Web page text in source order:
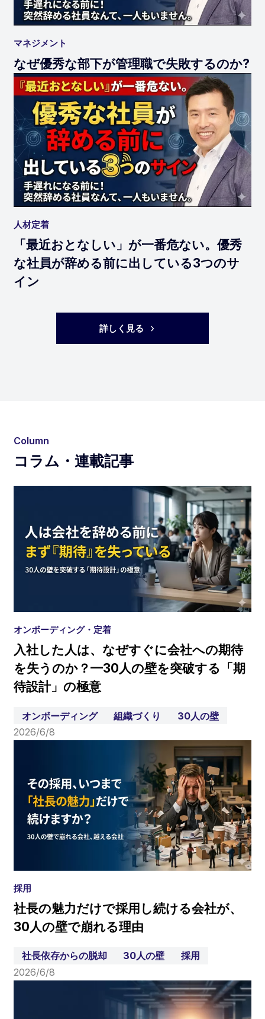
マネジメント
なぜ優秀な部下が管理職で失敗するのか?
人材定着
「最近おとなしい」が一番危ない。優秀
な社員が辞める前に出している3つのサ
イン
詳しく見る
Column
コラム・連載記事
オンボーディング・定着
入社した人は、なぜすぐに会社への期待
を失うのか？—30人の壁を突破する「期
待設計」の極意
オンボーディング 組織づくり
30人の壁
2026/6/8
採用
社長の魅力だけで採用し続ける会社が、
30人の壁で崩れる理由
社長依存からの脱却 30人の壁
採用
2026/6/8